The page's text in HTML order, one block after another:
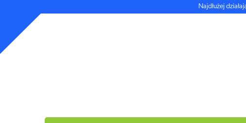
Najdłużej